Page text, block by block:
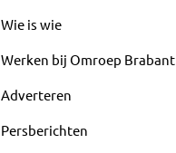
Wie is wie
Werken bij Omroep Brabant
Adverteren
Persberichten